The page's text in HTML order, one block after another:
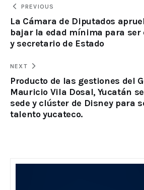
PREVIOUS
La Cámara de Diputados
bajar la edad mínima para ser
y secretario de Estado
NEXT
Producto de las gestiones del
Mauricio Vila Dosal, Yucatán
sede y clúster de Disney para
talento yucateco.